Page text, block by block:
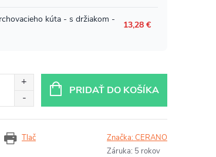
PRIDAŤ DO KOŠÍKA
Tlač Značka:CERANO
Záruka: 5 rokov